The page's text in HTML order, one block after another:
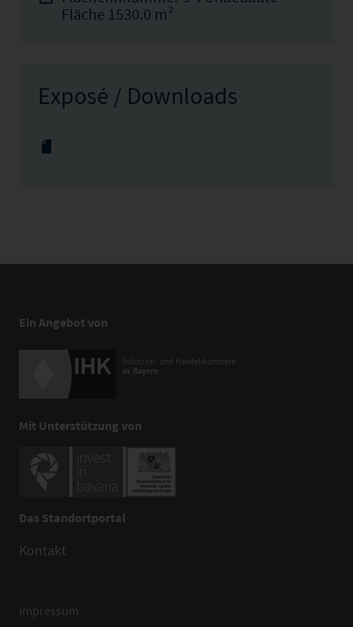
Fläche 1530.0 m²
Exposé / Downloads
Ein Angebot von
Mit Unterstützung von
Das Standortportal
Kontakt
Impressum